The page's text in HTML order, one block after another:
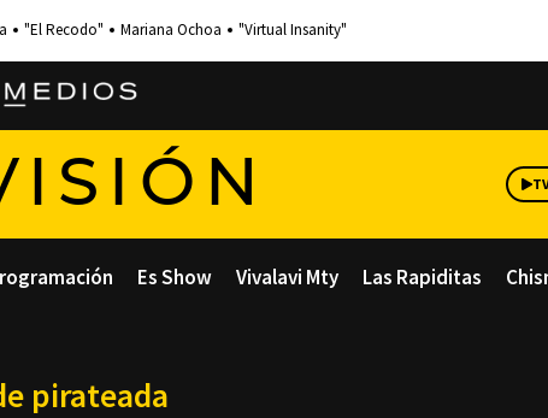
"El Recodo" Mariana Ochoa "Virtual Insanity"
Es Show Vivalavi Mty Las Rapiditas
pirateada